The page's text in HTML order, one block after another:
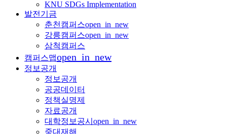
KNU SDGs Implementation
발전기금
춘천캠퍼스open_in_new
강릉캠퍼스open_in_new
삼척캠퍼스
캠퍼스맵open_in_new
정보공개
정보공개
공공데이터
정책실명제
자료공개
대학정보공시 open_in_new
중대재해